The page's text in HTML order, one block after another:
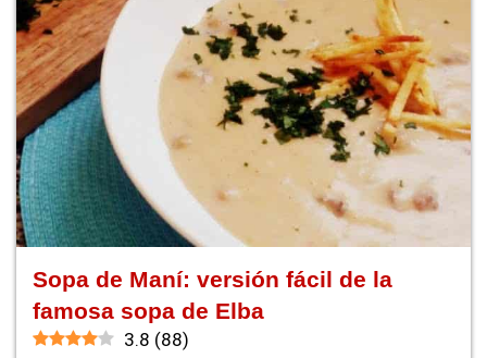
Sopa de Maní: versión fácil de la
famosa sopa de Elba
3.8 (88)